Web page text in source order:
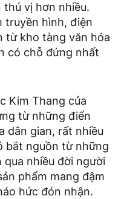
thú vị hơn nhiều.
truyền hình, điện
từ kho tàng văn hóa
có chỗ đứng nhất
Kim Thang của
từ những điển
dân gian, rất nhiều
bắt nguồn từ những
qua nhiều đời người
phẩm mang đậm
hức đón nhận.